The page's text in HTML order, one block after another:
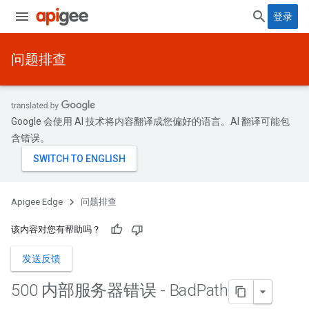
登录
问题排查
Google 会使用 AI 技术将内容翻译成您偏好的语言。AI 翻译可能包
含错误。
Apigee Edge 问题排查
该内容对您有帮助吗？
发送反馈
500 内部服务器错误 - BadPath